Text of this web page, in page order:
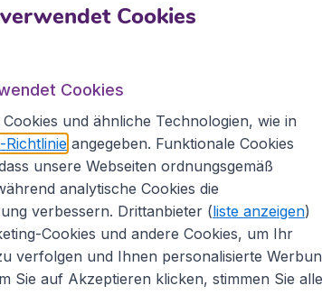
Informationen
Cookies
Cookies
und ähnliche Technologien, wie in
Richtlinieangegeben. Funktionale Cookies
unsere Webseiten ordnungsgemäß
analytische Cookies die
verbessern. Drittanbieter (liste anzeigen)
Cookies und andere Cookies, um Ihr
verfolgen und Ihnen personalisierte
Sie auf Akzeptieren klicken, stimmen Sie